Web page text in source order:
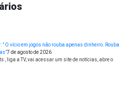
” O vício em jogos não rouba apenas dinheiro. Rouba
7 de agosto de 2026
, liga a TV, vai acessar um site de notícias, abre o